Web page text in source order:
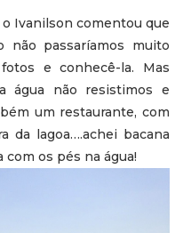
Ivanilson comentou que
não passaríamos muito
e conhecê-la. Mas
água não resistimos e
um restaurante, com
da lagoa….achei bacana
os pés na água!